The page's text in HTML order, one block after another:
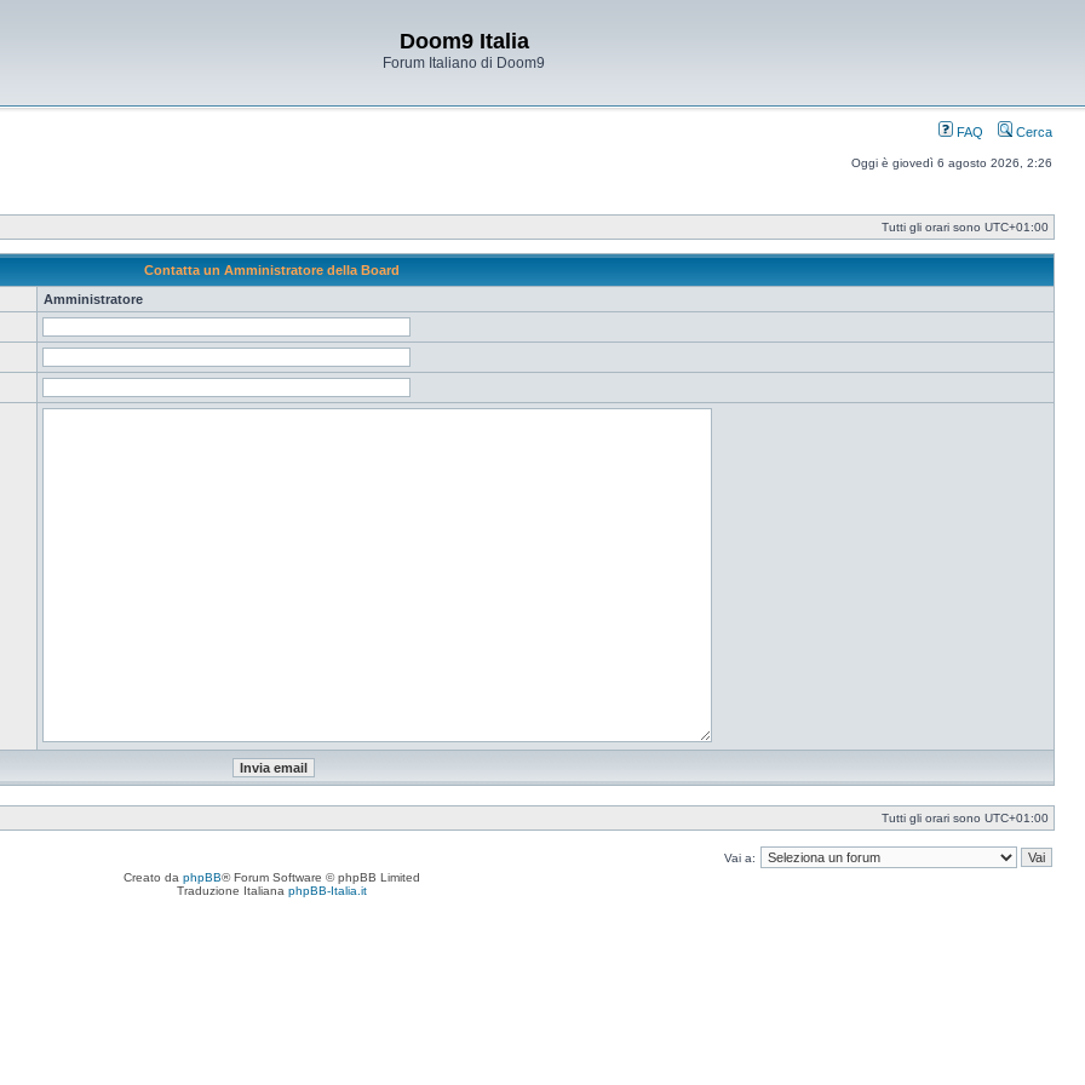
Doom9 Italia
Forum Italiano di Doom9
FAQ Cerca
Oggi è giovedì 6 agosto 2026, 2:26
Tutti gli orari sono UTC+01:00
Contatta un Amministratore della Board
Amministratore
Tutti gli orari sono UTC+01:00
Vai a:
Creato da phpBB® Forum Software © phpBB Limited
Traduzione Italiana phpBB-Italia.it